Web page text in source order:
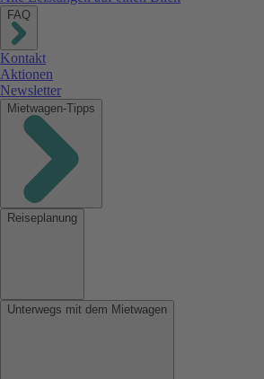
FAQ
Kontakt
Aktionen
Newsletter
Mietwagen-Tipps
Reiseplanung
Unterwegs mit dem Mietwagen